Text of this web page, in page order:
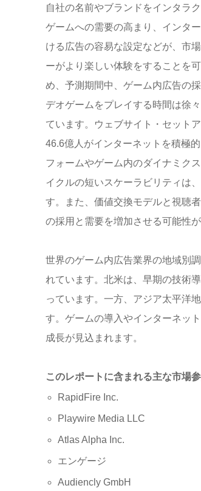
自社の名前やブランドをインタラ
ゲームへの需要の高まり、インタ
ける広告の容易な設定などが、市
ーがより楽しい体験をすることを
め、予測期間中、ゲーム内広告の
デオゲームをプレイする時間は徐
ています。ウェブサイト・セット
46.6億人がインターネットを積極
フォームやゲーム内のダイナミク
イクルの短いスケーラビリティは
す。また、価値交換モデルと視聴
の採用と需要を増加させる可能性が
世界のゲーム内広告業界の地域別
れています。北米は、早期の技術
っています。一方、アジア太平洋
す。ゲームの導入やインターネッ
成長が見込まれます。
このレポートに含まれる主な市場
RapidFire Inc.
Playwire Media LLC
Atlas Alpha Inc.
エンゲージ
Audiencly GmbH